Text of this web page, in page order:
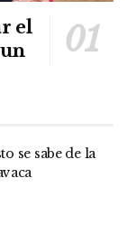
el
se sabe de la